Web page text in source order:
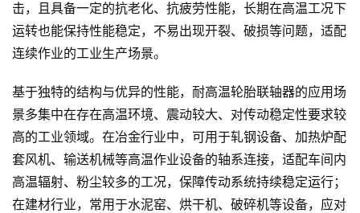
击，且具备一定的抗老化、抗疲劳性能，长期在高温工况下
运转也能保持性能稳定，不易出现开裂、破损等问题，适配
连续作业的工业生产场景。
基于独特的结构与优异的性能，耐高温轮胎联轴器的应用场
景多集中在存在高温环境、震动较大、对传动稳定性要求较
高的工业领域。在冶金行业中，可用于轧钢设备、加热炉配
套风机、输送机械等高温作业设备的轴系连接，适配车间内
高温辐射、粉尘较多的工况，保障传动系统持续稳定运行；
在建材行业，常用于水泥窑、烘干机、破碎机等设备，应对